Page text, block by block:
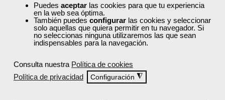
Puedes aceptar las cookies para que tu experiencia
en la web sea óptima.
También puedes configurar las cookies y seleccionar
solo aquellas que quiera permitir en tu navegador. Si
no seleccionas ninguna utilizaremos las que sean
indispensables para la navegación.
Consulta nuestra Política de cookies
Política de privacidad
Configuración ◮
¿Qué nos hace diferentes de la
competencia?
¿Por qué solicitar plaza en Femxa cuando se
puede hacer directamente desde el SEPE?